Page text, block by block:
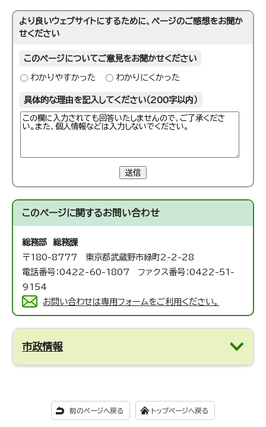
より良いウェブサイトにするために、ページのご感想をお聞か
せください
このページについてご意見をお聞かせください
わかりやすかった わかりにくかった
具体的な理由を記入してください（200字以内）
送信
このページに関するお問い合わせ
総務部 総務課
〒180-8777 東京都武蔵野市緑町2-2-28
電話番号：0422-60-1807 ファクス番号：0422-51-
9154
お問い合わせは専用フォームをご利用ください。
市政情報
前のページへ戻る トップページへ戻る